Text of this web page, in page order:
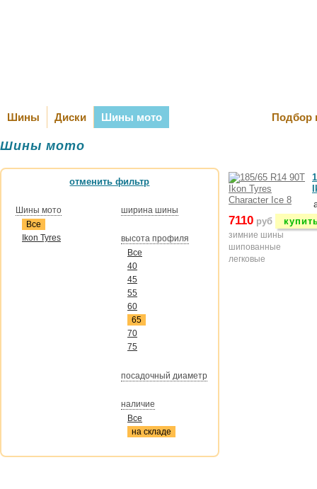
Шины Диски Шины мото Подбор
Шины мото
отменить фильтр
Шины мото
Все
Ikon Tyres
ширина шины
высота профиля
Все
40
45
55
60
65
70
75
посадочный диаметр
наличие
Все
на складе
7110 руб
зимние шины
шипованные
легковые